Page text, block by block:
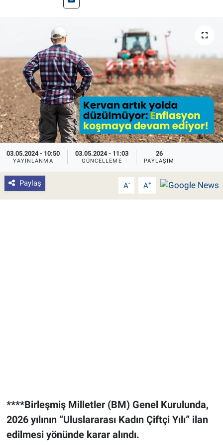
03.05.2024 - 10:50
YAYINLANMA
03.05.2024 - 11:03
GÜNCELLEME
26
PAYLAŞIM
Paylaş A- A+
****Birleşmiş Milletler (BM) Genel Kurulunda,
2026 yılının “Uluslararası Kadın Çiftçi Yılı” ilan
edilmesi yönünde karar alındı.
Et fiyatları
Tarım Bilgisi
Yetiştirici Soruyor
Dünyada Tarım
Üretici Birlikleri